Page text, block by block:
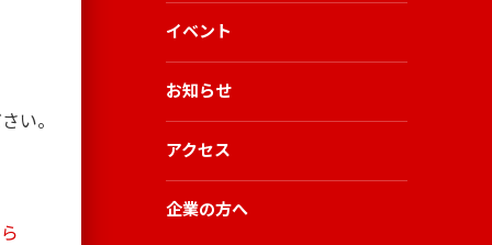
い。
イベント
お知らせ
アクセス
企業の方へ